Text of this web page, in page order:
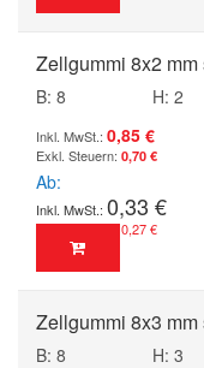
Zellgummi 8x2
B: 8
H: 2
0,85 €
0,70 €
Ab
0,33 €
0,27 €
Zellgummi 8x3
B: 8
H: 3